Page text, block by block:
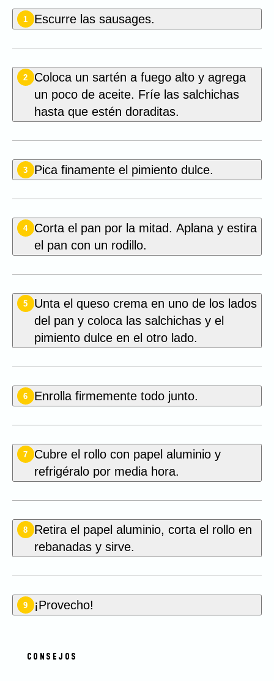
1 Escurre las sausages.
2
Coloca un sartén a fuego alto y agrega
un poco de aceite. Fríe las salchichas
hasta que estén doraditas.
3 Pica finamente el pimiento dulce.
4
Corta el pan por la mitad. Aplana y estira
el pan con un rodillo.
5
Unta el queso crema en uno de los lados
del pan y coloca las salchichas y el
pimiento dulce en el otro lado.
6 Enrolla firmemente todo junto.
7
Cubre el rollo con papel aluminio y
refrigéralo por media hora.
8
Retira el papel aluminio, corta el rollo en
rebanadas y sirve.
9 ¡Provecho!
CONSEJOS